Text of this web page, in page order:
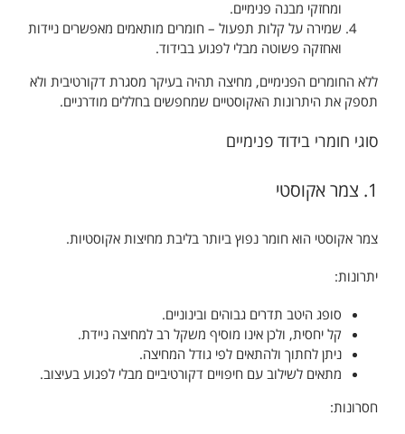
ומחזקי מבנה פנימיים.
שמירה על קלות תפעול – חומרים מותאמים מאפשרים ניידות
ואחזקה פשוטה מבלי לפגוע בבידוד.
ללא החומרים הפנימיים, מחיצה תהיה בעיקר מסגרת דקורטיבית ולא
תספק את היתרונות האקוסטיים שמחפשים בחללים מודרניים.
סוגי חומרי בידוד פנימיים
1. צמר אקוסטי
צמר אקוסטי הוא חומר נפוץ ביותר בליבת מחיצות אקוסטיות.
יתרונות:
סופג היטב תדרים גבוהים ובינוניים.
קל יחסית, ולכן אינו מוסיף משקל רב למחיצה ניידת.
ניתן לחתוך ולהתאים לפי גודל המחיצה.
מתאים לשילוב עם חיפויים דקורטיביים מבלי לפגוע בעיצוב.
חסרונות: